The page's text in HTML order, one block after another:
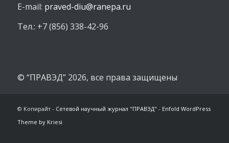
E-mail: praved-diu@ranepa.ru
Тел.: +7 (856) 338-42-96
© “ПРАВЭД” 2026, все права защищены
© Копирайт - Сетевой научный журнал "ПРАВЭД" - Enfold WordPress
Theme by Kriesi